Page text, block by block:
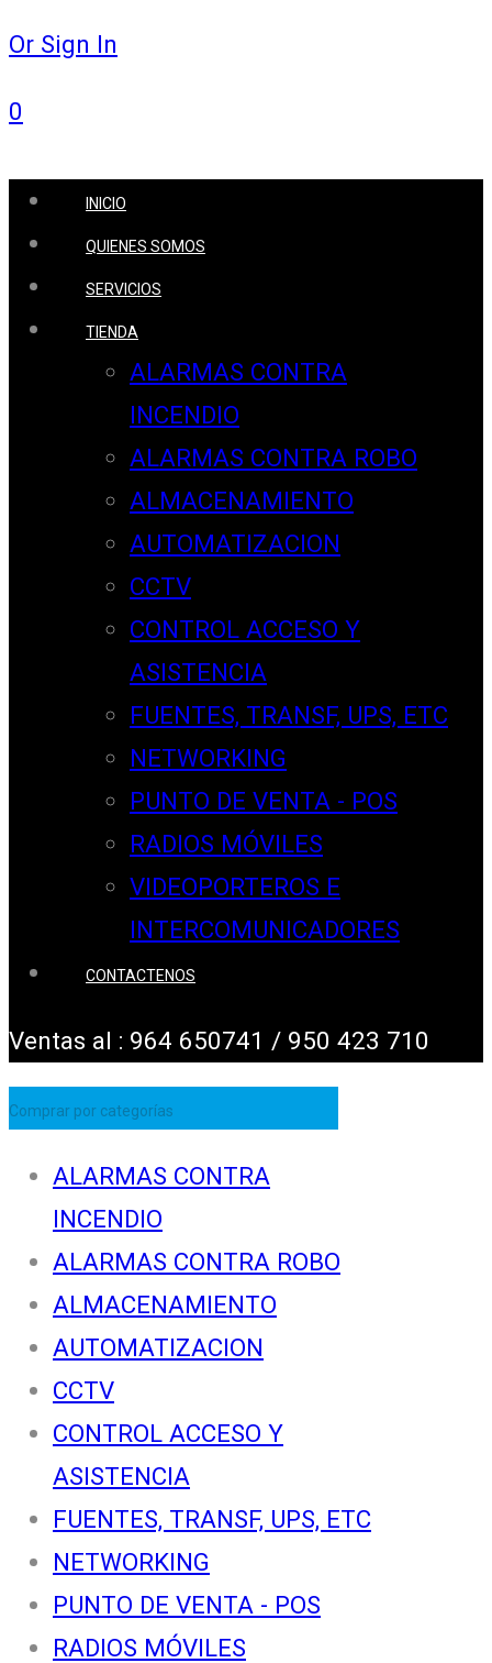
Or Sign In
0
INICIO
QUIENES SOMOS
SERVICIOS
TIENDA
ALARMAS CONTRA
INCENDIO
ALARMAS CONTRA ROBO
ALMACENAMIENTO
AUTOMATIZACION
CCTV
CONTROL ACCESO Y
ASISTENCIA
FUENTES, TRANSF, UPS, ETC
NETWORKING
PUNTO DE VENTA - POS
RADIOS MÓVILES
VIDEOPORTEROS E
INTERCOMUNICADORES
CONTACTENOS
Ventas al : 964 650741 / 950 423 710
Comprar por categorías
ALARMAS CONTRA
INCENDIO
ALARMAS CONTRA ROBO
ALMACENAMIENTO
AUTOMATIZACION
CCTV
CONTROL ACCESO Y
ASISTENCIA
FUENTES, TRANSF, UPS, ETC
NETWORKING
PUNTO DE VENTA - POS
RADIOS MÓVILES